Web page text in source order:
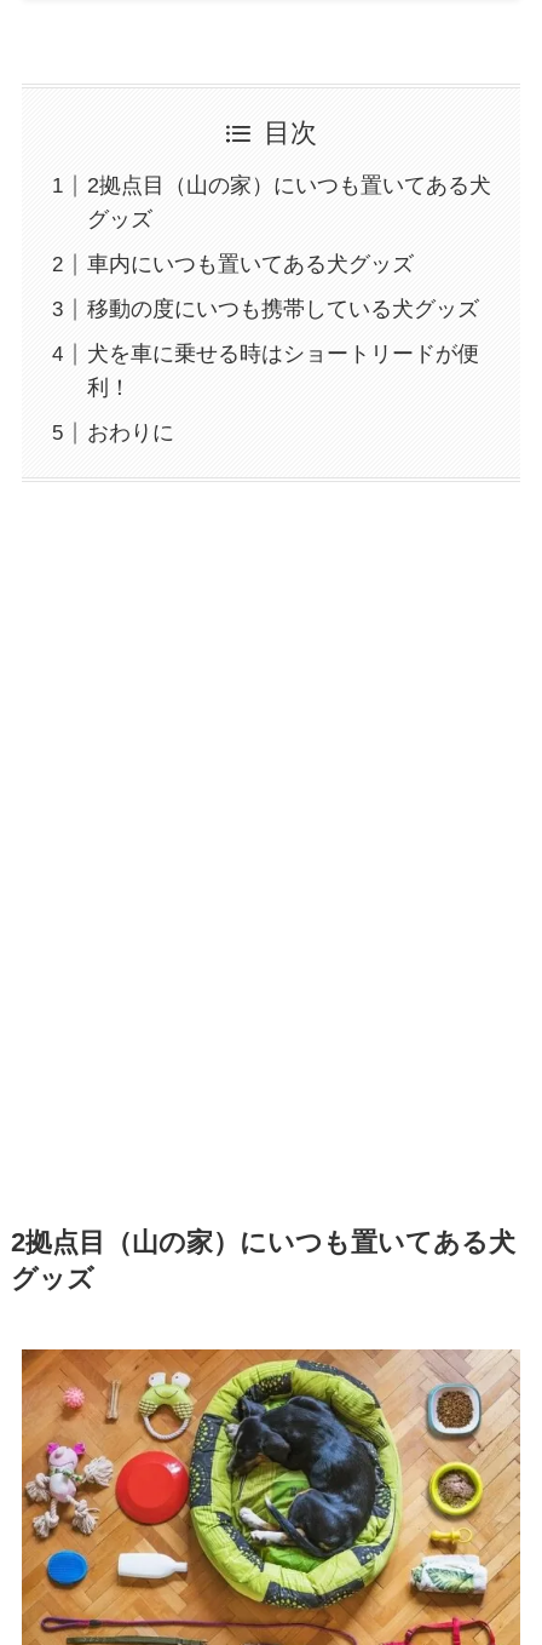
目次
2拠点目（山の家）にいつも置いてある犬
グッズ
車内にいつも置いてある犬グッズ
移動の度にいつも携帯している犬グッズ
犬を車に乗せる時はショートリードが便
利！
おわりに
2拠点目（山の家）にいつも置いてある犬
グッズ